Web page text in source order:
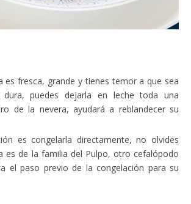
es fresca, grande y tienes temor a que sea
dura, puedes dejarla en leche toda una
de la nevera, ayudará a reblandecer su
es congelarla directamente, no olvides
es de la familia del Pulpo, otro cefalópodo
el paso previo de la congelación para su